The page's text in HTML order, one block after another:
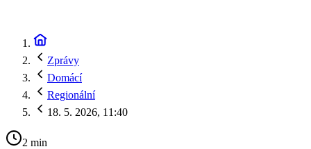
Zprávy
Domácí
Regionální
18. 5. 2026, 11:40
2 min